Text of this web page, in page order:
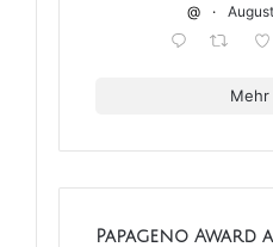
@ ·
Mehr
Papageno Award